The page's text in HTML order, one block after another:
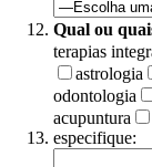
Qual ou
terapias
astrologia
odontologia
acupuntura
especifique: